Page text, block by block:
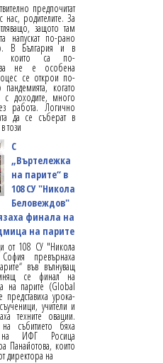
предпочитат
нас, родителите. За
защото там
напускат по-рано
В България и в
които са по-
не е особена
се открои по-
когато
доходите, много
работа. Логично
да се съберат в
този
С
„Въртележка
на парите“ в
108 СУ "Никола
Беловеждов"
финала на
на парите
от 108 СУ "Никола
превърнаха
във вълнуващ
се финал на
на парите (Global
урока-
учители и
техните овации.
събитието бяха
на ИФГ Росица
Панайотова, които
директора на